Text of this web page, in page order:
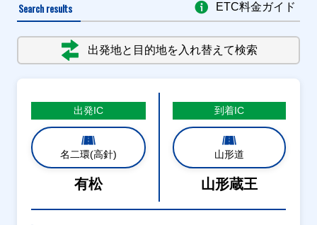
Search results
出発地と目的地を入れ替えて検索
ETC料金ガイド
出発IC
名二環(高針)
有松
到着IC
山形道
山形蔵王